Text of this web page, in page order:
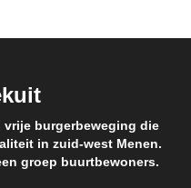
vrije burgerbeweging die
in zuid-west Menen.
groep buurtbewoners.